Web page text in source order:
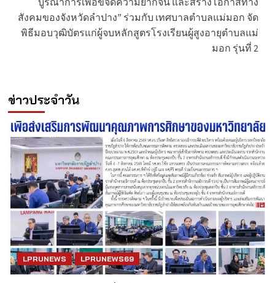
สังคมของจังหวัดลำปาง” ร่วมกับ เทศบาลตำบลแม่มอก จัด
พิธีมอบวุฒิบัตรแก่ผู้จบหลักสูตรโรงเรียนผู้สูงอายุตำบลแม่
มอก รุ่นที่ 2
ข่าวประจำวัน
LPRUNEWS LPRUNEWS69